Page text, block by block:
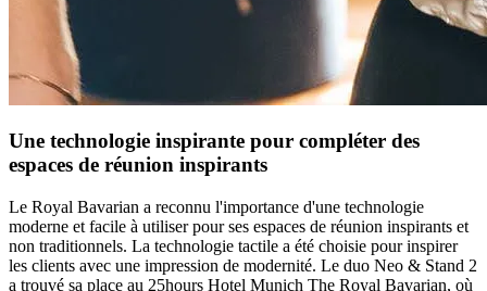
Une technologie inspirante pour compléter des
espaces de réunion inspirants
Le Royal Bavarian a reconnu l'importance d'une technologie
moderne et facile à utiliser pour ses espaces de réunion inspirants et
non traditionnels. La technologie tactile a été choisie pour inspirer
les clients avec une impression de modernité. Le duo Neo & Stand 2
a trouvé sa place au 25hours Hotel Munich The Royal Bavarian, où